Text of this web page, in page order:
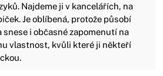
Najdeme ji v kancelářích, na
Je oblíbená, protože působí
i občasné zapomenutí na
vlastnost, kvůli které ji někteří